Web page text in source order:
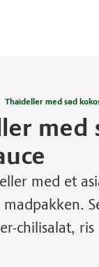
Thaideller med sød
med
med et
chilisalat, ris